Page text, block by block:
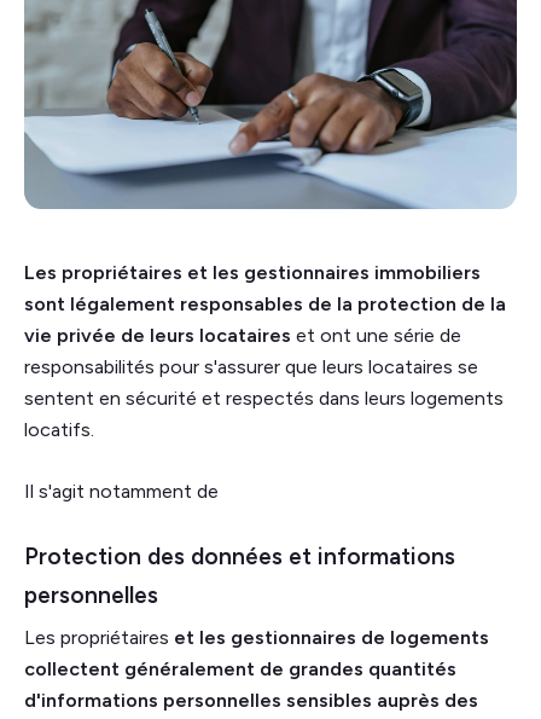
Les propriétaires et les gestionnaires immobiliers
sont légalement responsables de la protection de la
vie privée de leurs locataires et ont une série de
responsabilités pour s'assurer que leurs locataires se
sentent en sécurité et respectés dans leurs logements
locatifs.
Il s'agit notamment de
Protection des données et informations
personnelles
‍Les propriétaires et les gestionnaires de logements
collectent généralement de grandes quantités
d'informations personnelles sensibles auprès des